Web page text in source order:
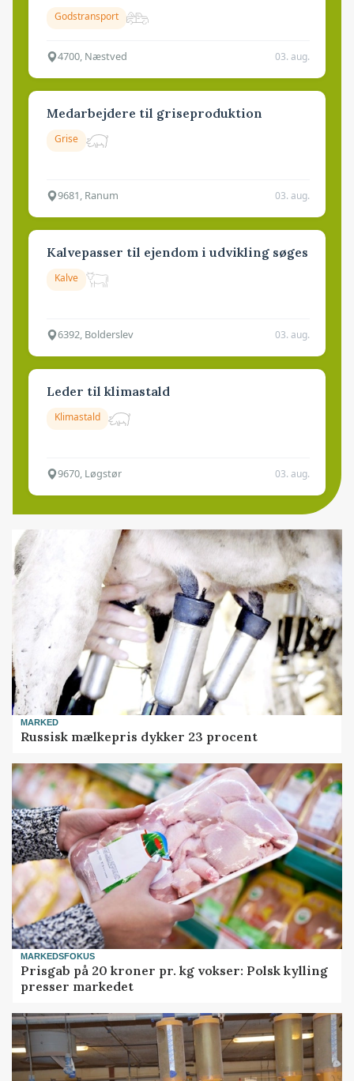
Godstransport
4700, Næstved 03. aug.
Medarbejdere til griseproduktion
Grise
9681, Ranum 03. aug.
Kalvepasser til ejendom i udvikling søges
Kalve
6392, Bolderslev 03. aug.
Leder til klimastald
Klimastald
9670, Løgstør 03. aug.
MARKED
Russisk mælkepris dykker 23 procent
MARKEDSFOKUS
Prisgab på 20 kroner pr. kg vokser: Polsk kylling
presser markedet